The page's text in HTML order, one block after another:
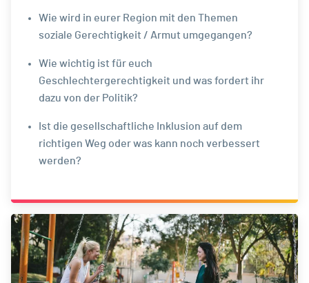
Wie wird in eurer Region mit den Themen
soziale Gerechtigkeit / Armut umgegangen?
Wie wichtig ist für euch
Geschlechtergerechtigkeit und was fordert ihr
dazu von der Politik?
Ist die gesellschaftliche Inklusion auf dem
richtigen Weg oder was kann noch verbessert
werden?